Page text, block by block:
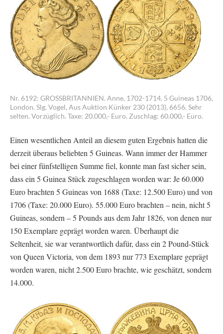
Nr. 6192: GROSSBRITANNIEN. Anne, 1702-1714. 5 Guineas 1706,
London. Slg. Vogel, Aus Auktion Künker 230 (2013), 6656. Sehr
selten. Vorzüglich. Taxe: 20.000,- Euro. Zuschlag: 60.000,- Euro.
Einen wesentlichen Anteil an diesem guten Ergebnis hatten die
derzeit überaus beliebten 5 Guineas. Wann immer der Hammer
bei einer fünfstelligen Summe fiel, konnte man fast sicher sein,
dass ein 5 Guinea Stück zugeschlagen worden war: Je 60.000
Euro brachten 5 Guineas von 1688 (Taxe: 12.500 Euro) und von
1706 (Taxe: 20.000 Euro). 55.000 Euro brachten – nein, nicht 5
Guineas, sondern – 5 Pounds aus dem Jahr 1826, von denen nur
150 Exemplare geprägt worden waren. Überhaupt die
Seltenheit, sie war verantwortlich dafür, dass ein 2 Pound-Stück
von Queen Victoria, von dem 1893 nur 773 Exemplare geprägt
worden waren, nicht 2.500 Euro brachte, wie geschätzt, sondern
14.000.